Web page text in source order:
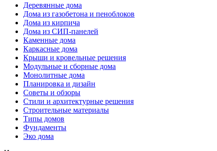
Деревянные дома
Дома из газобетона и пеноблоков
Дома из кирпича
Дома из СИП-панелей
Каменные дома
Каркасные дома
Крыши и кровельные решения
Модульные и сборные дома
Монолитные дома
Планировка и дизайн
Советы и обзоры
Стили и архитектурные решения
Строительные материалы
Типы домов
Фундаменты
Эко дома